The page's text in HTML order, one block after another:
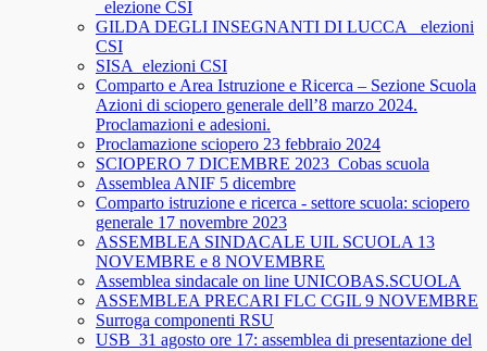
_elezione CSI
GILDA DEGLI INSEGNANTI DI LUCCA_ elezioni
CSI
SISA_elezioni CSI
Comparto e Area Istruzione e Ricerca – Sezione Scuola
Azioni di sciopero generale dell’8 marzo 2024.
Proclamazioni e adesioni.
Proclamazione sciopero 23 febbraio 2024
SCIOPERO 7 DICEMBRE 2023_Cobas scuola
Assemblea ANIF 5 dicembre
Comparto istruzione e ricerca - settore scuola: sciopero
generale 17 novembre 2023
ASSEMBLEA SINDACALE UIL SCUOLA 13
NOVEMBRE e 8 NOVEMBRE
Assemblea sindacale on line UNICOBAS.SCUOLA
ASSEMBLEA PRECARI FLC CGIL 9 NOVEMBRE
Surroga componenti RSU
USB_31 agosto ore 17: assemblea di presentazione del